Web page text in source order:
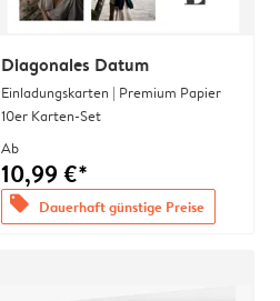
Diagonales Datum
Einladungskarten | Premium Papier
10er Karten-Set
Ab
10,99 €*
offers Dauerhaft günstige Preise